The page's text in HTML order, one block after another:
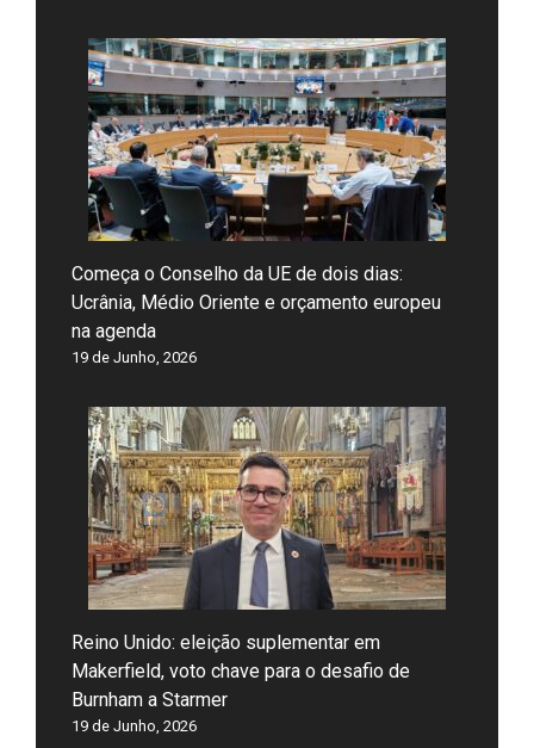
Começa o Conselho da UE de dois dias:
Ucrânia, Médio Oriente e orçamento europeu
na agenda
19 de Junho, 2026
Reino Unido: eleição suplementar em
Makerfield, voto chave para o desafio de
Burnham a Starmer
19 de Junho, 2026